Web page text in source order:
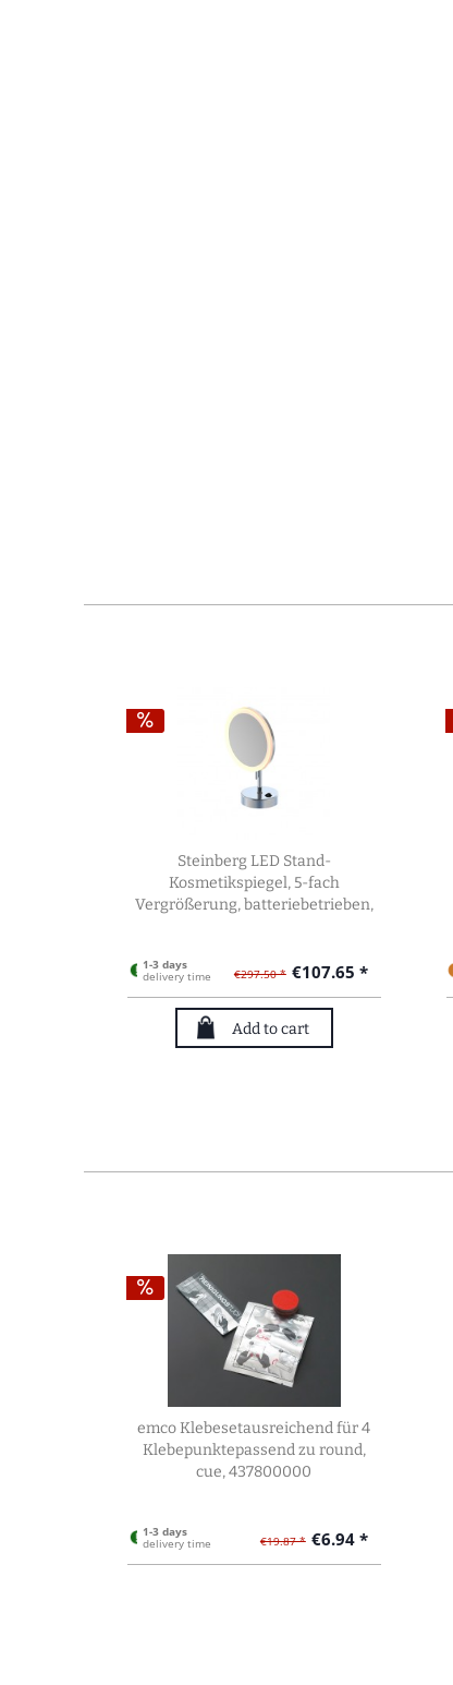
Steinberg LED Stand-
Kosmetikspiegel, 5-fach
Vergrößerung, batteriebetrieben,
1-3 days
delivery time €297.50 * €107.65 *
Add to cart
emco Klebesetausreichend für 4
Klebepunktepassend zu round,
cue, 437800000
1-3 days
delivery time €19.87 * €6.94 *